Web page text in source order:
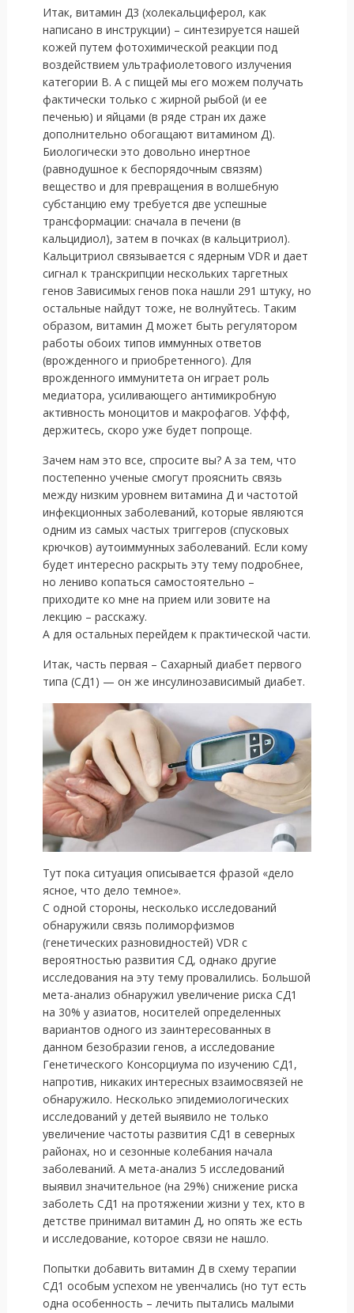
Итак, витамин Д3 (холекальциферол, как
написано в инструкции) – синтезируется нашей
кожей путем фотохимической реакции под
воздействием ультрафиолетового излучения
категории В. А с пищей мы его можем получать
фактически только с жирной рыбой (и ее
печенью) и яйцами (в ряде стран их даже
дополнительно обогащают витамином Д).
Биологически это довольно инертное
(равнодушное к беспорядочным связям)
вещество и для превращения в волшебную
субстанцию ему требуется две успешные
трансформации: сначала в печени (в
кальцидиол), затем в почках (в кальцитриол).
Кальцитриол связывается с ядерным VDR и дает
сигнал к транскрипции нескольких таргетных
генов Зависимых генов пока нашли 291 штуку, но
остальные найдут тоже, не волнуйтесь. Таким
образом, витамин Д может быть регулятором
работы обоих типов иммунных ответов
(врожденного и приобретенного). Для
врожденного иммунитета он играет роль
медиатора, усиливающего антимикробную
активность моноцитов и макрофагов. Уффф,
держитесь, скоро уже будет попроще.
Зачем нам это все, спросите вы? А за тем, что
постепенно ученые смогут прояснить связь
между низким уровнем витамина Д и частотой
инфекционных заболеваний, которые являются
одним из самых частых триггеров (спусковых
крючков) аутоиммунных заболеваний. Если кому
будет интересно раскрыть эту тему подробнее,
но лениво копаться самостоятельно –
приходите ко мне на прием или зовите на
лекцию – расскажу.
А для остальных перейдем к практической части.
Итак, часть первая – Сахарный диабет первого
типа (СД1) — он же инсулинозависимый диабет.
Тут пока ситуация описывается фразой «дело
ясное, что дело темное».
С одной стороны, несколько исследований
обнаружили связь полиморфизмов
(генетических разновидностей) VDR с
вероятностью развития СД, однако другие
исследования на эту тему провалились. Большой
мета-анализ обнаружил увеличение риска СД1
на 30% у азиатов, носителей определенных
вариантов одного из заинтересованных в
данном безобразии генов, а исследование
Генетического Консорциума по изучению СД1,
напротив, никаких интересных взаимосвязей не
обнаружило. Несколько эпидемиологических
исследований у детей выявило не только
увеличение частоты развития СД1 в северных
районах, но и сезонные колебания начала
заболеваний. А мета-анализ 5 исследований
выявил значительное (на 29%) снижение риска
заболеть СД1 на протяжении жизни у тех, кто в
детстве принимал витамин Д, но опять же есть
и исследование, которое связи не нашло.
Попытки добавить витамин Д в схему терапии
СД1 особым успехом не увенчались (но тут есть
одна особенность – лечить пытались малыми